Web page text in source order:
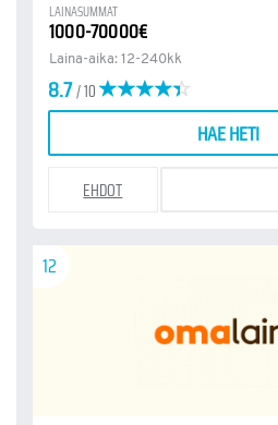
LAINASUMMAT
1000-70000€
Laina-aika: 12-240kk
8.7/ 10
HAE HETI
EHDOT
12